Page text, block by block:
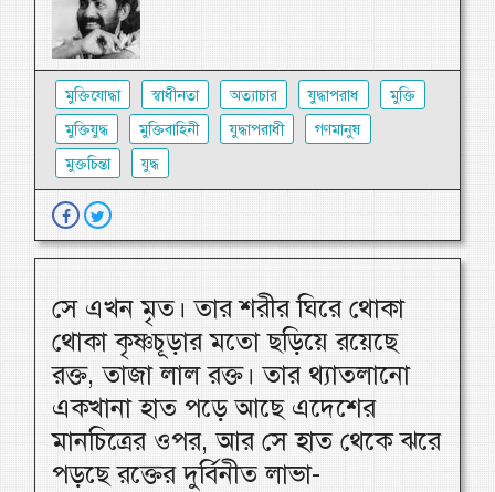
মুক্তিযোদ্ধা স্বাধীনতা অত্যাচার যুদ্ধাপরাধ
মুক্তি
মুক্তিযুদ্ধ
মুক্তিবাহিনী যুদ্ধাপরাধী
গণমানুষ
মুক্তচিন্তা
যুদ্ধ
সে এখন মৃত। তার শরীর ঘিরে থোকা
থোকা কৃষ্ণচূড়ার মতো ছড়িয়ে রয়েছে
রক্ত, তাজা লাল রক্ত। তার থ্যাতলানো
একখানা হাত পড়ে আছে এদেশের
মানচিত্রের ওপর, আর সে হাত থেকে ঝরে
পড়ছে রক্তের দুর্বিনীত লাভা-